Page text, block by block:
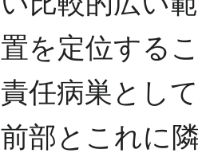
置を定位する
責任病巣とし
前部とこれに